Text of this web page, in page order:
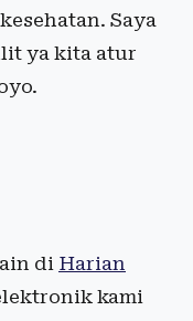
Saya
ya kita atur
di Harian
kami